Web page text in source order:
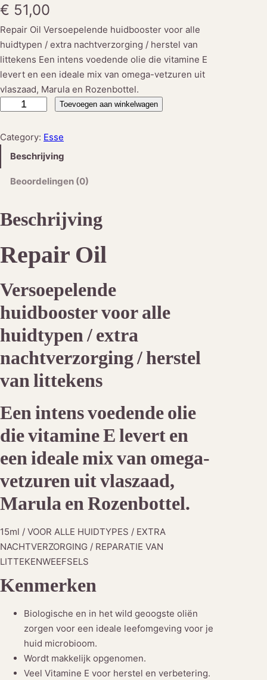
€ 51,00
Repair Oil Versoepelende huidbooster voor alle
huidtypen / extra nachtverzorging / herstel van
littekens Een intens voedende olie die vitamine E
levert en een ideale mix van omega-vetzuren uit
vlaszaad, Marula en Rozenbottel.
s
e
a
i
a
a
n
t
Toevoegen aan winkelwagen
Category: Esse
Beschrijving
Beoordelingen (0)
Beschrijving
Repair Oil
Versoepelende
huidbooster voor alle
huidtypen / extra
nachtverzorging / herstel
van littekens
Een intens voedende olie
die vitamine E levert en
een ideale mix van omega-
vetzuren uit vlaszaad,
Marula en Rozenbottel.
15ml / VOOR ALLE HUIDTYPES / EXTRA
NACHTVERZORGING / REPARATIE VAN
LITTEKENWEEFSELS
Kenmerken
Biologische en in het wild geoogste oliën
zorgen voor een ideale leefomgeving voor je
huid microbioom.
Wordt makkelijk opgenomen.
Veel Vitamine E voor herstel en verbetering.